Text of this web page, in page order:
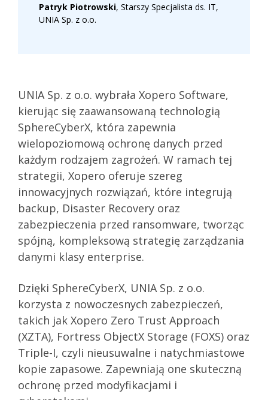
Patryk Piotrowski, Starszy Specjalista ds. IT,
UNIA Sp. z o.o.
UNIA Sp. z o.o. wybrała Xopero Software,
kierując się zaawansowaną technologią
SphereCyberX, która zapewnia
wielopoziomową ochronę danych przed
każdym rodzajem zagrożeń. W ramach tej
strategii, Xopero oferuje szereg
innowacyjnych rozwiązań, które integrują
backup, Disaster Recovery oraz
zabezpieczenia przed ransomware, tworząc
spójną, kompleksową strategię zarządzania
danymi klasy enterprise.
Dzięki SphereCyberX, UNIA Sp. z o.o.
korzysta z nowoczesnych zabezpieczeń,
takich jak Xopero Zero Trust Approach
(XZTA), Fortress ObjectX Storage (FOXS) oraz
Triple-I, czyli nieusuwalne i natychmiastowe
kopie zapasowe. Zapewniają one skuteczną
ochronę przed modyfikacjami i